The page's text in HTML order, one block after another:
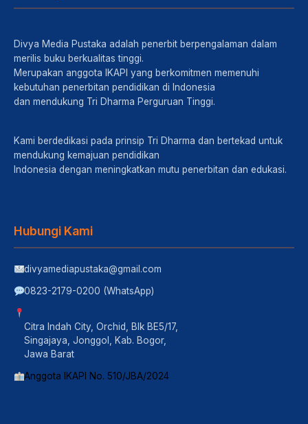
Divya Media Pustaka adalah penerbit berpengalaman dalam
merilis buku berkualitas tinggi.
Merupakan anggota IKAPI yang berkomitmen memenuhi
kebutuhan penerbitan pendidikan di Indonesia
dan mendukung Tri Dharma Perguruan Tinggi.
Kami berdedikasi pada prinsip Tri Dharma dan bertekad untuk
mendukung kemajuan pendidikan
Indonesia dengan meningkatkan mutu penerbitan dan edukasi.
Hubungi Kami
divyamediapustaka@gmail.com
0823-2179-0200 (WhatsApp)
Citra Indah City, Orchid, Blk BE5/17,
Singajaya, Jonggol, Kab. Bogor,
Jawa Barat
Anggota IKAPI No. 510/JBA/2024